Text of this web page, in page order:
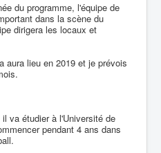
du programme, l'équipe de
dans la scène du
dirigera les locaux et
aura lieu en 2019 et je prévois
va étudier à l'Université de
pendant 4 ans dans